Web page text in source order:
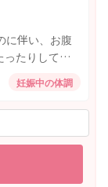
に伴い、お腹
ったりしてい
。さらに一
な感覚ととも
ります。(横に
ます。 20週の
ているのもあ
た。再検査ま
期に立ったり
妊娠中の体調